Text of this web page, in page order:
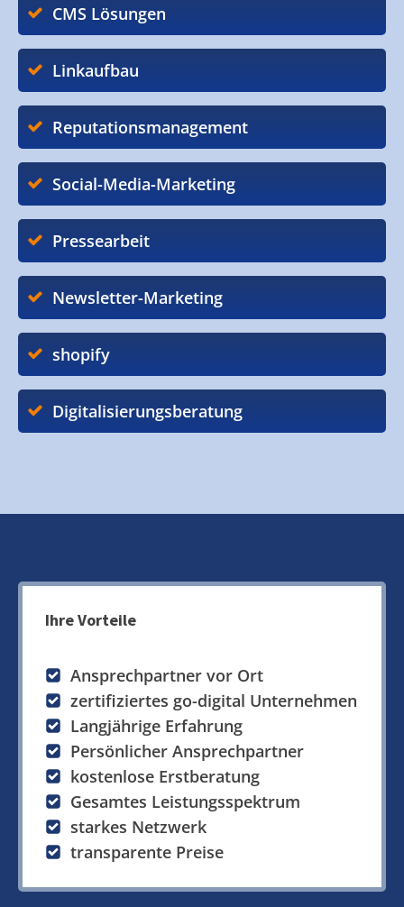
CMS Lösungen
Linkaufbau
Reputationsmanagement
Social-Media-Marketing
Pressearbeit
Newsletter-Marketing
shopify
Digitalisierungsberatung
Ihre Vorteile
Ansprechpartner vor Ort
zertifiziertes go-digital Unternehmen
Langjährige Erfahrung
Persönlicher Ansprechpartner
kostenlose Erstberatung
Gesamtes Leistungsspektrum
starkes Netzwerk
transparente Preise